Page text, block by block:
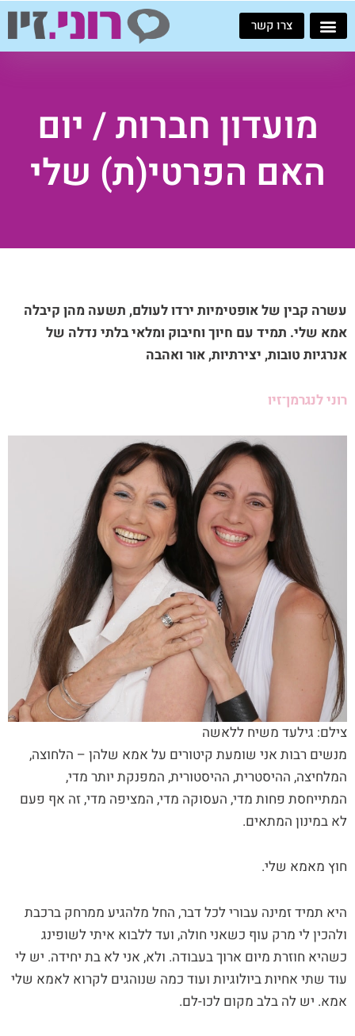
דילוג
לתוכן
צרו קשר
מועדון חברות / יום
האם הפרטי(ת) שלי
עשרה קבין של אופטימיות ירדו לעולם, תשעה מהן קיבלה
אמא שלי. תמיד עם חיוך וחיבוק ומלאי בלתי נדלה של
אנרגיות טובות, יצירתיות, אור ואהבה
רוני לנגרמן־זיו
צילם: גילעד משיח ללאשה
מנשים רבות אני שומעת קיטורים על אמא שלהן – הלחוצה,
המלחיצה, ההיסטרית, ההיסטורית, המפנקת יותר מדי,
המתייחסת פחות מדי, העסוקה מדי, המציפה מדי, זה אף פעם
לא במינון המתאים.
חוץ מאמא שלי.
היא תמיד זמינה עבורי לכל דבר, החל מלהגיע ממרחק ברכבת
ולהכין לי מרק עוף כשאני חולה, ועד ללבוא איתי לשופינג
כשהיא חוזרת מיום ארוך בעבודה. ולא, אני לא בת יחידה. יש לי
עוד שתי אחיות ביולוגיות ועוד כמה שנוהגים לקרוא לאמא שלי
אמא. יש לה בלב מקום לכו-לם.